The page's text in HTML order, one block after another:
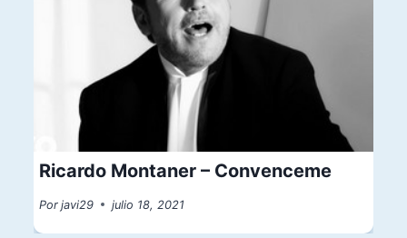
Ricardo Montaner – Convenceme
Por javi29 julio 18, 2021